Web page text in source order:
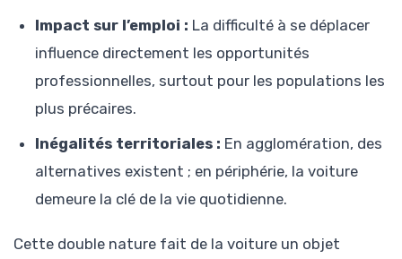
Impact sur l’emploi : La difficulté à se déplacer
influence directement les opportunités
professionnelles, surtout pour les populations les
plus précaires.
Inégalités territoriales : En agglomération, des
alternatives existent ; en périphérie, la voiture
demeure la clé de la vie quotidienne.
Cette double nature fait de la voiture un objet